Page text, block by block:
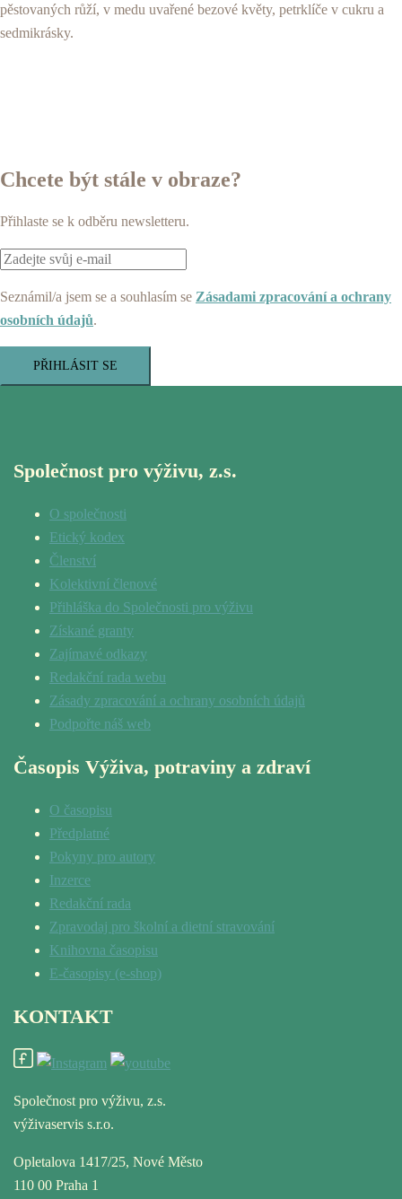
pěstovaných růží, v medu uvařené bezové květy, petrklíče v cukru a
sedmikrásky.
Chcete být stále v obraze?
Přihlaste se k odběru newsletteru.
Seznámil/a jsem se a souhlasím se Zásadami zpracování a ochrany
osobních údajů.
PŘIHLÁSIT SE
Společnost pro výživu, z.s.
O společnosti
Etický kodex
Členství
Kolektivní členové
Přihláška do Společnosti pro výživu
Získané granty
Zajímavé odkazy
Redakční rada webu
Zásady zpracování a ochrany osobních údajů
Podpořte náš web
Časopis Výživa, potraviny a zdraví
O časopisu
Předplatné
Pokyny pro autory
Inzerce
Redakční rada
Zpravodaj pro školní a dietní stravování
Knihovna časopisu
E-časopisy (e-shop)
KONTAKT
Společnost pro výživu, z.s.
výživaservis s.r.o.
Opletalova 1417/25, Nové Město
110 00 Praha 1